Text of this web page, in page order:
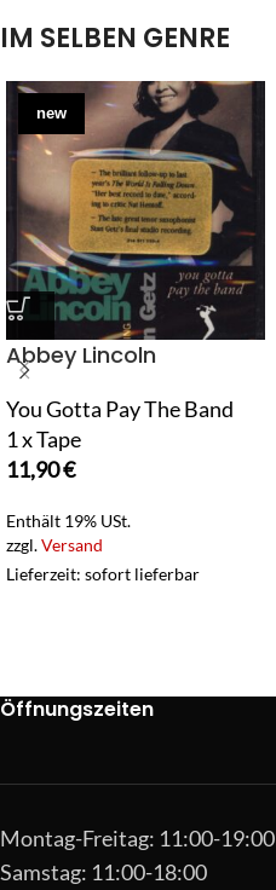
IM SELBEN GENRE
new
Abbey Lincoln
You Gotta Pay The Band
1 x Tape
11,90€
Enthält 19% USt.
zzgl.Versand
Lieferzeit: sofort lieferbar
Öffnungszeiten
Montag-Freitag: 11:00-19:00
Samstag: 11:00-18:00